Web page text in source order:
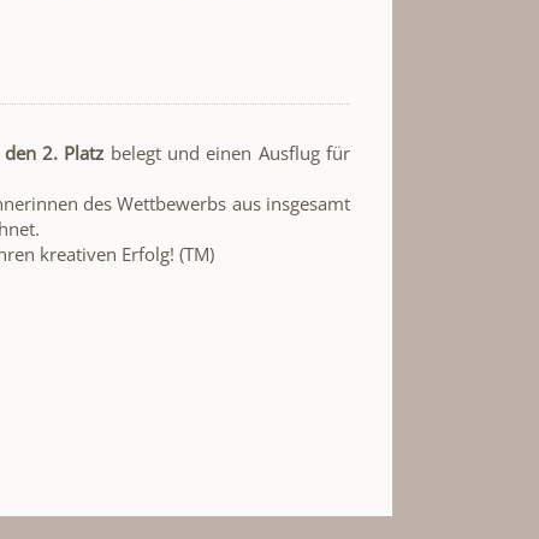
2. Platz belegt und einen Ausflug für
des Wettbewerbs aus insgesamt
kreativen Erfolg! (TM)